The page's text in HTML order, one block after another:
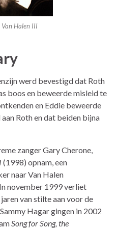
Van Halen III
werd bevestigd dat Roth
boos en beweerde misleid te
en Eddie beweerde
Roth en dat beiden bijna
zanger Gary Cherone,
(1998) opnam, een
naar Van Halen
november 1999 verliet
van stilte aan voor de
Hagar gingen in 2002
Song for Song, the